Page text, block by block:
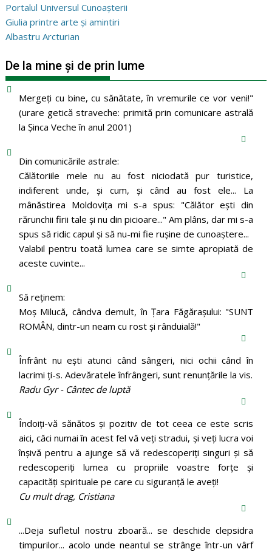
Portalul Universul Cunoașterii
Giulia printre arte și amintiri
Albastru Arcturian
De la mine și de prin lume
Mergeţi cu bine, cu sănătate, în vremurile ce vor veni!"
(urare getică straveche: primită prin comunicare astrală
la Şinca Veche în anul 2001)
Din comunicările astrale:
Călătoriile mele nu au fost niciodată pur turistice,
indiferent unde, și cum, și când au fost ele... La
mânăstirea Moldoviţa mi s-a spus: "Călător eşti din
rărunchii firii tale şi nu din picioare..." Am plâns, dar mi s-a
spus să ridic capul şi să nu-mi fie ruşine de cunoaştere...
Valabil pentru toată lumea care se simte apropiată de
aceste cuvinte...
Să reținem:
Moș Milucă, cândva demult, în Ţara Făgăraşului: "SUNT
ROMÂN, dintr-un neam cu rost şi rânduială!"
Înfrânt nu ești atunci când sângeri, nici ochii când în
lacrimi ți-s. Adevăratele înfrângeri, sunt renunțările la vis.
Radu Gyr - Cântec de luptă
Îndoiți-vă sănătos și pozitiv de tot ceea ce este scris
aici, căci numai în acest fel vă veți stradui, și veți lucra voi
înșivă pentru a ajunge să vă redescoperiți singuri și să
redescoperiți lumea cu propriile voastre forțe și
capacități spirituale pe care cu siguranță le aveți!
Cu mult drag, Cristiana
...Deja sufletul nostru zboară... se deschide clepsidra
timpurilor... acolo unde neantul se strânge într-un vârf